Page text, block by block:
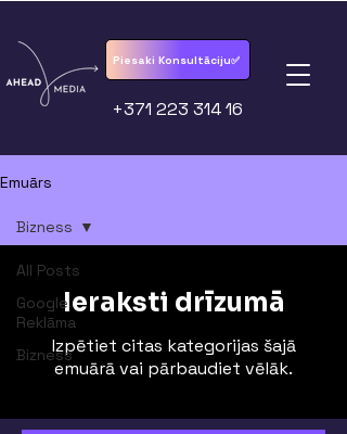
Piesaki Konsultāciju✅
+371 223 314 16
Emuārs
All Posts
Google
Reklāma
Bizness
Bizness
Ieraksti drīzumā
Izpētiet citas kategorijas šajā
emuārā vai pārbaudiet vēlāk.